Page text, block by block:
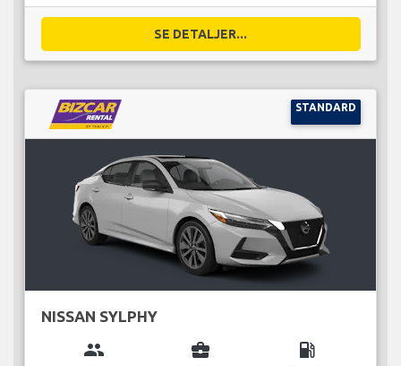
SE DETALJER...
STANDARD
NISSAN SYLPHY
group business_center local_gas_station